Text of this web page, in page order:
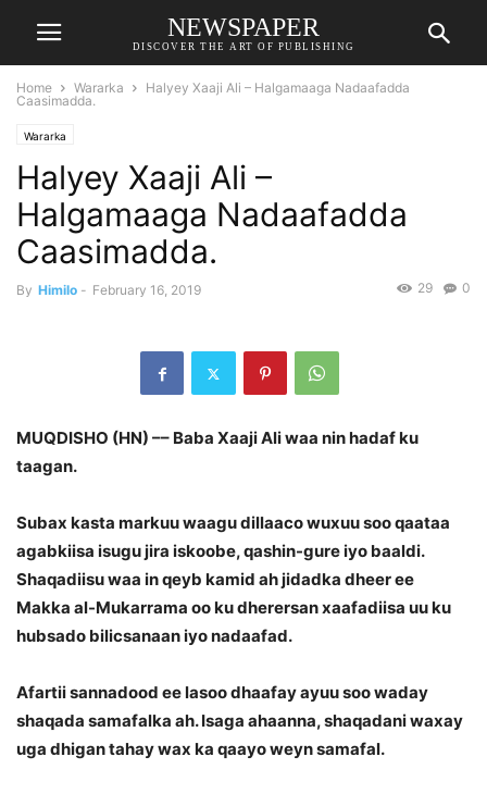
NEWSPAPER
DISCOVER THE ART OF PUBLISHING
Home Wararka
Halyey Xaaji Ali – Halgamaaga Nadaafadda
Caasimadda.
Wararka
Halyey Xaaji Ali –
Halgamaaga Nadaafadda
Caasimadda.
By Himilo - February 16, 2019 0
29
MUQDISHO (HN) –– Baba Xaaji Ali waa nin hadaf ku
taagan.
Subax kasta markuu waagu dillaaco wuxuu soo qaataa
agabkiisa isugu jira iskoobe, qashin-gure iyo baaldi.
Shaqadiisu waa in qeyb kamid ah jidadka dheer ee
Makka al-Mukarrama oo ku dherersan xaafadiisa uu ku
hubsado bilicsanaan iyo nadaafad.
Afartii sannadood ee lasoo dhaafay ayuu soo waday
shaqada samafalka ah. Isaga ahaanna, shaqadani waxay
uga dhigan tahay wax ka qaayo weyn samafal.